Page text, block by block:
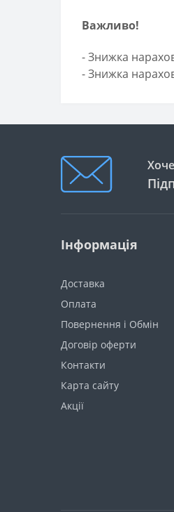
Важливо!
- Знижка
- Знижка
Інформація
Доставка
Оплата
Повернення і Обмін
Договір оферти
Контакти
Карта сайту
Акції